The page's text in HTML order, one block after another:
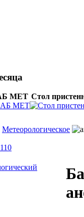
МЕТ Cтол
Метеорологическое